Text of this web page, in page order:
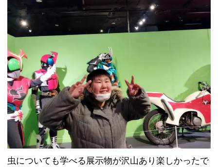
虫についても学べる展示物が沢山あり楽しかったで